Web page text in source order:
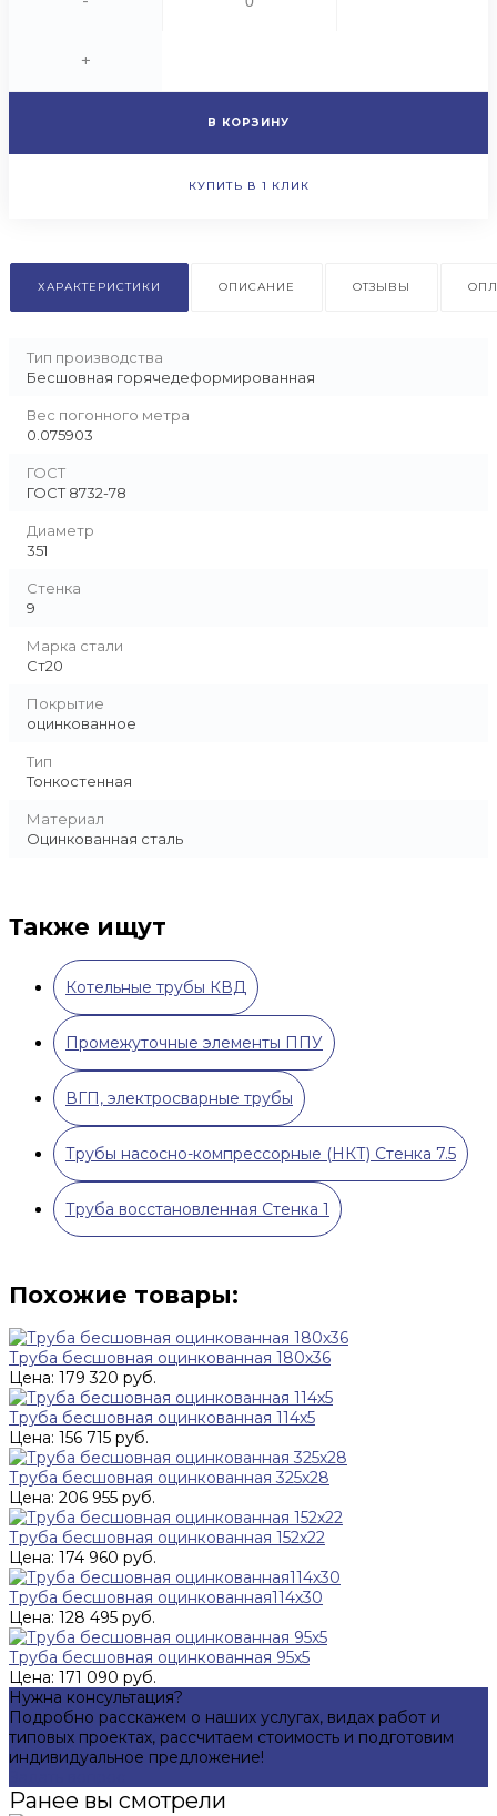
+
В КОРЗИНУ
КУПИТЬ В 1 КЛИК
ХАРАКТЕРИСТИКИ ОПИСАНИЕ ОТЗЫВЫ
Тип производства
Бесшовная горячедеформированная
Вес погонного метра
0.075903
ГОСТ
ГОСТ 8732-78
Диаметр
351
Стенка
9
Марка стали
Ст20
Покрытие
оцинкованное
Тип
Тонкостенная
Материал
Оцинкованная сталь
Также ищут
Котельные трубы КВД
Промежуточные элементы ППУ
ВГП, электросварные трубы
Трубы насосно-компрессорные (НКТ) Стенка 7.5
Труба восстановленная Стенка 1
Похожие товары:
Труба бесшовная оцинкованная 180х36
Цена: 179 320 руб.
Труба бесшовная оцинкованная 114х5
Цена: 156 715 руб.
Труба бесшовная оцинкованная 325х28
Цена: 206 955 руб.
Труба бесшовная оцинкованная 152х22
Цена: 174 960 руб.
Труба бесшовная оцинкованная114х30
Цена: 128 495 руб.
Труба бесшовная оцинкованная 95х5
Цена: 171 090 руб.
Нужна консультация?
Подробно расскажем о наших услугах, видах работ и
типовых проектах, рассчитаем стоимость и подготовим
индивидуальное предложение!
Ранее вы смотрели